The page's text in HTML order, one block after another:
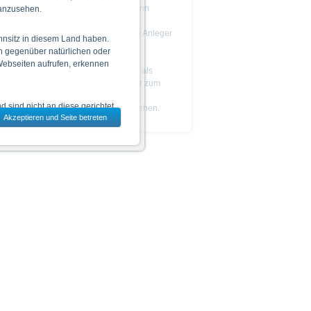
Das Produkt ist nicht einfach und kann
Es wird empfohlen, dass potenzielle Anleger
Prospekt
lesen, bevor sie eine
Anlageentscheidung treffen.
Die Billigung des Prospekts ist nicht als
Befürwortung der angebotenen oder zum
zugelassenen Wertpapiere zu verstehen.
in diesem Land haben.
gegenüber natürlichen oder
aufrufen, erkennen
sind nicht an diese gerichtet.
jeweils ausgewählten Land
den Wertpapieren
Endgültigen
das allein verbindliche
einer Anlageentscheidung
Die Billigung des
ändern kann.
in bestimmten
Akzeptieren und Seite betreten